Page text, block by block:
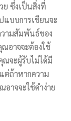
ย ซึ่งเป็นสิ่งที่
แบบการเขียนจะ
วามสัมพันธ์ของ
อาจจะต้องใช้
จะผู้รับไม่ได้มี
ต่ถ้าหากความ
าจจะใช้คำง่าย